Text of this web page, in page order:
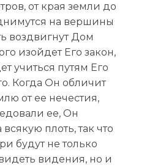
от края земли до
на вершины
воздвигнут Дом
изойдет Его закон,
учиться путям Его
Когда Он обличит
от ее нечестия,
ее, Он
плоть, так что
будут не только
видения, но и